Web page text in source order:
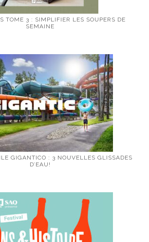
TOME 3 : SIMPLIFIER LES SOUPERS DE
SEMAINE
GIGANTICO : 3 NOUVELLES GLISSADES
D’EAU!